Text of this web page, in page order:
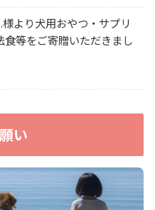
より犬用おやつ・サプリ
食等をご寄贈いただきまし
い